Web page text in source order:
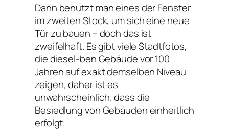
Dann benutzt man eines der Fenster
im zweiten Stock, um sich eine neue
Tür zu bauen – doch das ist
zweifelhaft. Es gibt viele Stadtfotos,
die diesel-ben Gebäude vor 100
Jahren auf exakt demselben Niveau
zeigen, daher ist es
unwahrscheinlich, dass die
Besiedlung von Gebäuden einheitlich
erfolgt.